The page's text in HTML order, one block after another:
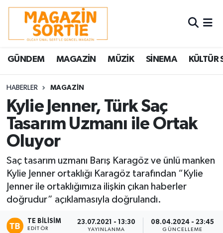
GÜNDEM MAGAZİN MÜZİK SİNEMA KÜLTÜR
HABERLER MAGAZİN
Kylie Jenner, Türk Saç
Tasarım Uzmanı ile Ortak
Oluyor
Saç tasarım uzmanı Barış Karagöz ve ünlü manken
Kylie Jenner ortaklığı Karagöz tarafından “Kylie
Jenner ile ortaklığımıza ilişkin çıkan haberler
doğrudur” açıklamasıyla doğrulandı.
TE BILISIM
EDITÖR
23.07.2021 - 13:30
YAYINLANMA
08.04.2024 - 23:45
GÜNCELLEME
Nöbetçi Eczaneler
Hava Durumu
Trafik Durumu
Süper Lig Puan Durumu ve Fikstür
Tüm Manşetler
Son Dakika Haberleri
Haber Arşivi